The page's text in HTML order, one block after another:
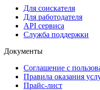
Для соискателя
Для работодателя
API сервиса
Служба поддержки
Документы
Соглашение с
Правила оказания
Прайс-лист